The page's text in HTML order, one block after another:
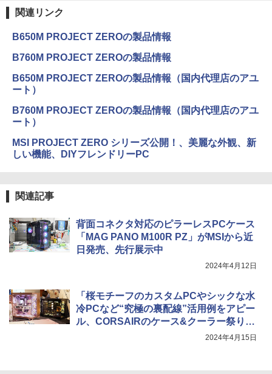
関連リンク
B650M PROJECT ZEROの製品情報
B760M PROJECT ZEROの製品情報
B650M PROJECT ZEROの製品情報（国内代理店のアユ
ート）
B760M PROJECT ZEROの製品情報（国内代理店のアユ
ート）
MSI PROJECT ZERO シリーズ公開！、美麗な外観、新
しい機能、DIYフレンドリーPC
関連記事
背面コネクタ対応のピラーレスPCケース
「MAG PANO M100R PZ」がMSIから近
日発売、先行展示中
2024年4月12日
「桜モチーフのカスタムPCやシックな水
冷PCなど“究極の裏配線”活用例をアピー
ル、CORSAIRのケース&クーラー祭りが
2024年4月15日